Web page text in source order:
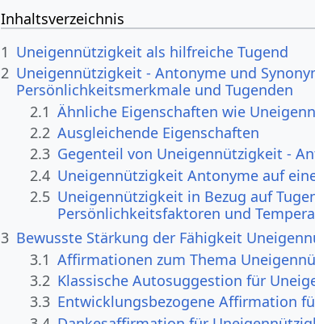
Inhaltsverzeichnis
1 Uneigennützigkeit als hilfreiche Tugend
2 Uneigennützigkeit - Antonyme und
Persönlichkeitsmerkmale und Tugenden
2.1 Ähnliche Eigenschaften wie
2.2 Ausgleichende Eigenschaften
2.3 Gegenteil von Uneigennützigkeit -
2.4 Uneigennützigkeit Antonyme auf
2.5 Uneigennützigkeit in Bezug auf
Persönlichkeitsfaktoren und
3 Bewusste Stärkung der Fähigkeit
3.1 Affirmationen zum Thema
3.2 Klassische Autosuggestion für
3.3 Entwicklungsbezogene Affirmation